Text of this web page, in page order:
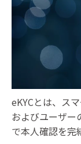
eKYCとは、ス
およびユーザー
で本人確認を完